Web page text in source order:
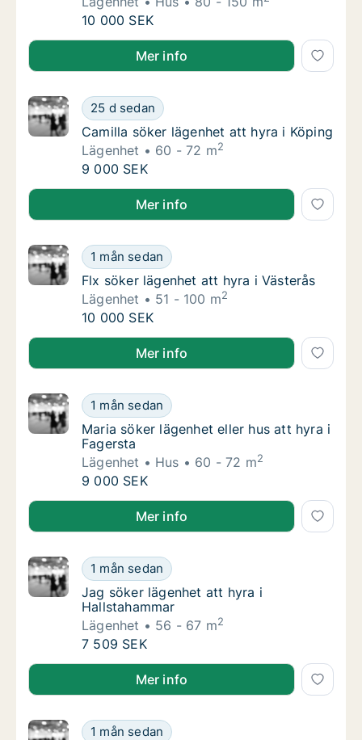
Eva söker lägenhet eller hus att hyra i
10 000 SEK
Eva söker lägenhet eller hus att hyra i Köping
Mer info
Camilla söker lägenhet att hyra i Köping
25 d sedan
Camilla söker lägenhet att hyra i Köping
Camilla söker lägenhet att hyra i Köping
Lägenhet
60 - 72 m2
Camilla söker lägenhet att hyra i Köping
9 000 SEK
Camilla söker lägenhet att hyra i Köping
Mer info
Flx söker lägenhet att hyra i Västerås
1 mån sedan
Flx söker lägenhet att hyra i Västerås
Flx söker lägenhet att hyra i Västerås
Lägenhet
51 - 100 m2
Flx söker lägenhet att hyra i Västerås
10 000 SEK
Flx söker lägenhet att hyra i Västerås
Mer info
Maria söker lägenhet eller hus att hyra i
1 mån sedan
Maria söker lägenhet eller hus att hyra i
Maria söker lägenhet eller hus att hyra i
Fagersta
Lägenhet
Hus 60 - 72 m2
Maria söker lägenhet eller hus att hyra i
9 000 SEK
Maria söker lägenhet eller hus att hyra i Fagersta
Mer info
Jag söker lägenhet att hyra i Hallstahammar
1 mån sedan
Jag söker lägenhet att hyra i Hallstahammar
Jag söker lägenhet att hyra i
Hallstahammar
Lägenhet
56 - 67 m2
Jag söker lägenhet att hyra i Hallstahammar
7 509 SEK
Jag söker lägenhet att hyra i Hallstahammar
Mer info
Jorma söker lägenhet eller hus att hyra i
1 mån sedan